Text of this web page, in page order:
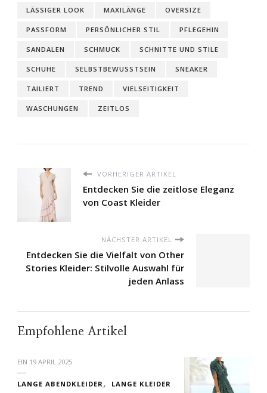
LÄSSIGER LOOK MAXILÄNGE OVERSIZE
PASSFORM PERSÖNLICHER STIL PFLEGEHIN
SANDALEN SCHMUCK SCHNITTE UND STILE
SCHUHE SELBSTBEWUSSTSEIN SNEAKER
TAILIERT TREND VIELSEITIGKEIT
WASCHUNGEN ZEITLOS
VORHERIGER ARTIKEL
Entdecken Sie die zeitlose Eleganz
von Coast Kleider
NÄCHSTER ARTIKEL
Entdecken Sie die Vielfalt von Other
Stories Kleider: Stilvolle Auswahl für
jeden Anlass
Empfohlene Artikel
EIN 19 APRIL 2025
LANGE ABENDKLEIDER LANGE KLEIDER